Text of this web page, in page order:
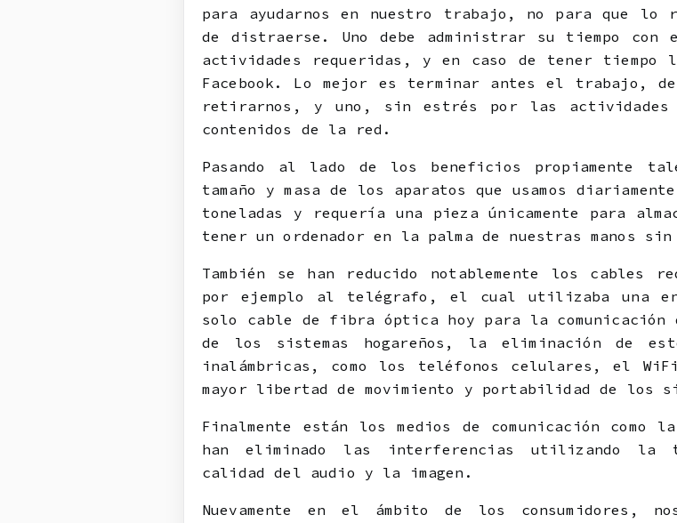
para ayudarnos en nuestro trabajo, no para que lo
de distraerse. Uno debe administrar su tiempo
actividades requeridas, y en caso de tener
Facebook. Lo mejor es terminar antes el trabajo, de
retirarnos, y uno, sin estrés por las actividades
contenidos de la red.
Pasando al lado de los beneficios propiamente
tamaño y masa de los aparatos que usamos
toneladas y requería una pieza únicamente para
tener un ordenador en la palma de nuestras manos
También se han reducido notablemente los cables
por ejemplo al telégrafo, el cual utilizaba una
solo cable de fibra óptica hoy para la comunicación
de los sistemas hogareños, la eliminación de
inalámbricas, como los teléfonos celulares, el
mayor libertad de movimiento y portabilidad de los
Finalmente están los medios de comunicación
han eliminado las interferencias utilizando la
calidad del audio y la imagen.
Nuevamente en el ámbito de los consumidores,